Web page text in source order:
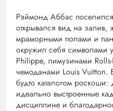
Рэймонд Аббас
открывался вид на залив,
мраморными полами и
окружил себя символами
Philippe, лимузинами
чемоданами Louis Vuitton.
будто каталогом роскоши:
идеально выстроенные
дисциплине и